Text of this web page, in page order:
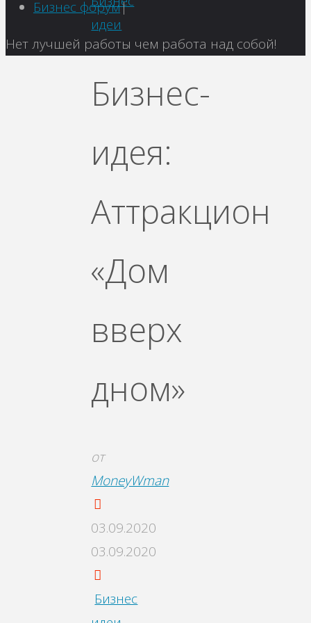
идеи
Бизнес-
идея:
Аттракцион
«Дом
вверх
дном»
от
MoneyWman
03.09.2020
03.09.2020
Бизнес
Бизнес форум|
Вернуться
Нет лучшей работы чем работа над собой!